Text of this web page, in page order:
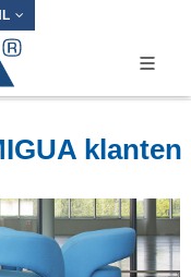
klanten